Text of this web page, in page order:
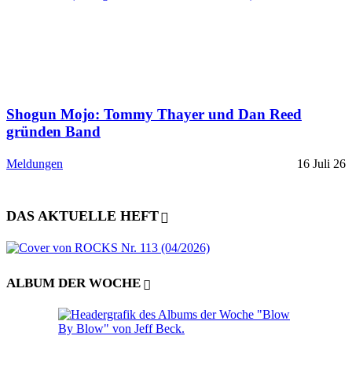
Shogun Mojo: Tommy Thayer und Dan Reed
gründen Band
Meldungen 16 Juli 26
DAS AKTUELLE HEFT
ALBUM DER WOCHE